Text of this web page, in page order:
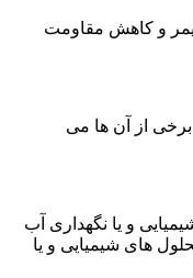
و کاهش مقاومت
از آن ها می
و یا نگهداری آب
های شیمیایی و یا